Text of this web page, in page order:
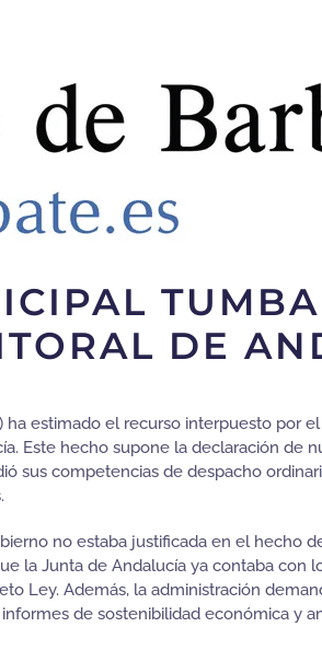
DE
estimado el recurso interpuesto por
Este hecho supone la declaración de
sus competencias de despacho
no estaba justificada en el hecho
la Junta de Andalucía ya contaba con
Ley. Además, la administración
de sostenibilidad económica y